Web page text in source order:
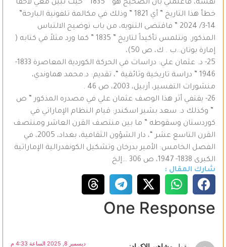
نفسه، فأعلمني بأن الصحيح هو ” 1835 ” حيث تبين معي لاحقاً
خطأ هذا التاريخ ” أي 1821 ” وذلك في مكالمة تلفونية البارحة”
14-3/ 2024 ” فاقتضى التنويه، من باب توضيح الالتباس
المذكور. ونتلمس تأكيداً لتاريخ ” 1835 ” كما ورد مثلاً في كتابه (
إمارة بوتان..ب . ك، ص 50)،
25- د. عثمان علي: دراسات في الحركة الكوردية المعاصرة 1833-
1946 ” دراسة تاريخية وثائقية “، تقديم: د.محمد هماوندي،
منشورات التفسير، أربيل، 2003، ص 46 .
26- يقتفي أثر هذا الوصف عثمان علي في مصدره المذكور ” ص
” وكذلك د. سعد بشير اسكندر: قيام النظام الإماراتي في
كوردستان وسقوطه ” ما بين منتصف القرن العاشر ومنتصف
القرن التاسع عشر “، دار الشؤون الثقافية، بغداد، 2005، في
الفصل الخامس: الأمير بدرخان وتشكيل الكونفدرالية الإماراتية
الكبرى 1838- 1947، ص 306 …إلخ
شارك المقال :
One Response
ديسمبر 8, 2025 الساعة 4:33 م